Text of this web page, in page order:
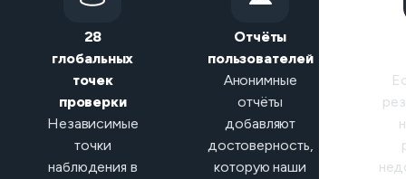
28
глобальных
точек
проверки
Независимые
точки
наблюдения в
Отчёты
пользователей
Анонимные
отчёты
добавляют
достоверность,
которую наши